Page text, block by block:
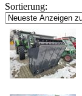
Sortierung: